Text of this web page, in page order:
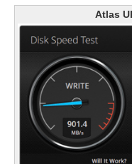
Atlas